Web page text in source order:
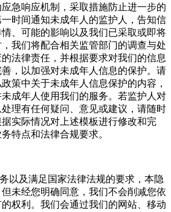
急响应机制，采取措施防止进一步的
时间通知未成年人的监护人，告知信
、可能的影响以及我们已采取或即将
我们将配合相关监管部门的调查与处
法律责任，并根据要求对我们的信息
，以加强对未成年人信息的保护。请
策中关于未成年人信息保护的内容，
成年人使用我们的服务。若监护人对
理有任何疑问、意见或建议，请随时
实际情况对上述模板进行修改和完
特点和法律合规要求。
以及满足国家法律法规的要求，本隐
未经您明确同意，我们不会削减您依
权利。我们会通过我们的网站、移动